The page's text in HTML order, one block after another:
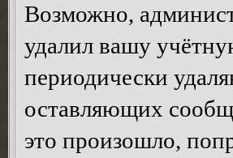
Возможно,
удалил вашу
периодически
оставляющих
это произошло,